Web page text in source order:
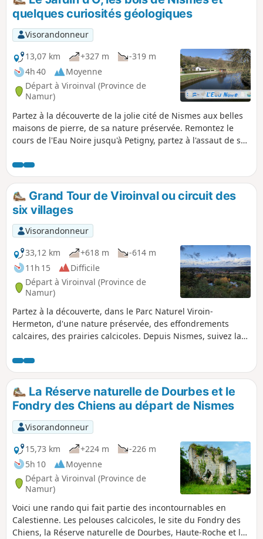
quelques curiosités géologiques
Visorandonneur
13,07 km
+327 m
-319 m
4h 40
Moyenne
Départ à Viroinval (Province de
Namur)
Partez à la découverte de la jolie cité de Nismes aux belles
maisons de pierre, de sa nature préservée. Remontez le
cours de l'Eau Noire jusqu'à Petigny, partez à l'assaut de ses
fréquentés, le Fondry des Chiens et terminez la randonnée
par la découverte du Jardin d'O.
Grand Tour de Viroinval ou circuit des
six villages
Visorandonneur
33,12 km
+618 m
-614 m
11h 15
Difficile
Départ à Viroinval (Province de
Namur)
Partez à la découverte, dans le Parc Naturel Viroin-
Hermeton, d'une nature préservée, des effondrements
calcaires, des prairies calcicoles. Depuis Nismes, suivez la
Blanche et devient le Viroin. C'est précisément le Viroin, qui
dans son parcours en Belgique, est le fil conducteur de
cette randonnée. Émerveillez-vous des vastes paysages qui
s'offrent à vous en suivant sentiers et chemins forestiers,
savourez les villages aux belles maisons de pierres. La
randonnée vous permettra également de partir à la
rencontre d'un riche passé avec les fouilles d'une
fortification protohistorique près d'Olloy-sur Viroin, d'une
villa romaine à Treignes, d'apercevoir les ruines du Château
médiéval de la Haute Roche à Dourbes, du cimetière fortifié
et des ruines du Château du Pont d'Avignon, aucun rapport
avec l'autre pont, à Nismes. Nismes se situe à 40 km de
Charleroi, 46 de Charleville-Mézières. Attention : fort risque
d'addiction.
La Réserve naturelle de Dourbes et le
Fondry des Chiens au départ de Nismes
Visorandonneur
15,73 km
+224 m
-226 m
5h 10
Moyenne
Départ à Viroinval (Province de
Namur)
Voici une rando qui fait partie des incontournables en
Calestienne. Les pelouses calcicoles, le site du Fondry des
Chiens, la Réserve naturelle de Dourbes, Haute-Roche et les